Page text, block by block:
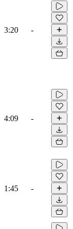
3:20 -
4:09 -
1:45 -